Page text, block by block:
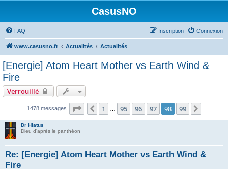
CasusNO
FAQ Connexion
Inscription
www.casusno.fr Actualités Actualités
[Energie] Atom Heart Mother vs Earth Wind &
Fire
Verrouillé
1478 messages Page 98 sur 99
Précédent
1 95 96 97 98 99
Dr Hiatus
Dieu d'après le panthéon
Re: [Energie] Atom Heart Mother vs Earth Wind &
Fire